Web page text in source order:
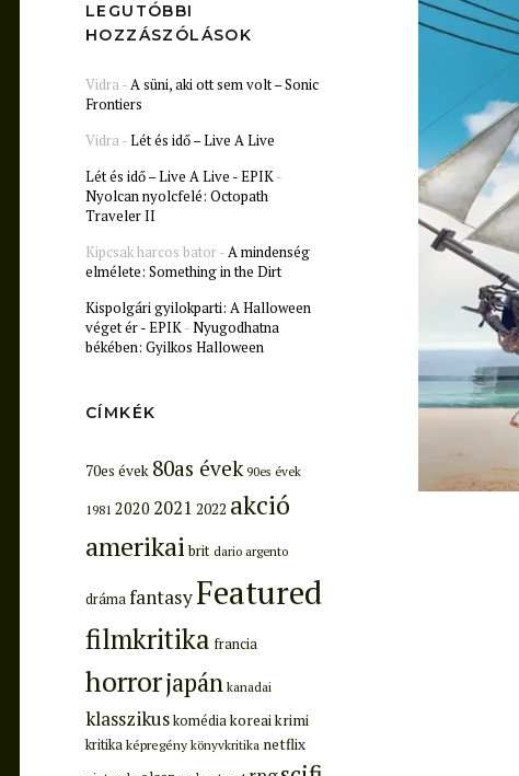
LEGUTÓBBI
HOZZÁSZÓLÁSOK
Vidra-A süni, aki ott sem volt – Sonic
Frontiers
Vidra-Lét és idő – Live A Live
Lét és idő – Live A Live - EPIK-
Nyolcan nyolcfelé: Octopath
Traveler II
Kipcsak harcos bator-A mindenség
elmélete: Something in the Dirt
Kispolgári gyilokparti: A Halloween
véget ér - EPIK-Nyugodhatna
békében: Gyilkos Halloween
CÍMKÉK
70es évek 80as évek 90es évek
1981 2020 2021 2022 akció
amerikaibrit dario argento
drámafantasyFeatured
filmkritika francia
horrorjapán kanadai
klasszikuskomédiakoreaikrimi
kritikaképregény könyvkritika netflix